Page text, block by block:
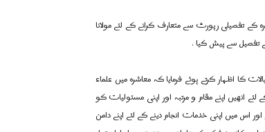
کے تفصیلی رپورٹ سے متعارف کرانے کے لئے مولانا
تفصیل سے پیش کیا .
کا اظہار کرتے ہوئے فرمایا کہ معاشرہ میں علماء
انھیں اپنے مقام و مرتبہ اور اپنی مسئولیات کو
اس میں اپنی خدمات انجام دینے کے لئے اپنے دامن